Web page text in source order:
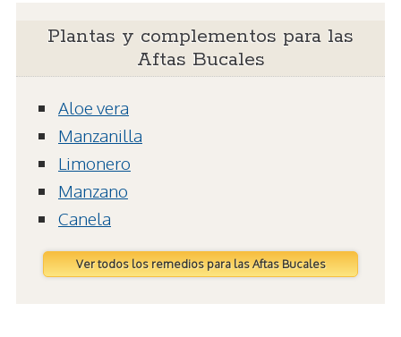
Plantas y complementos para las
Aftas Bucales
Aloe vera
Manzanilla
Limonero
Manzano
Canela
Ver todos los remedios para las Aftas Bucales